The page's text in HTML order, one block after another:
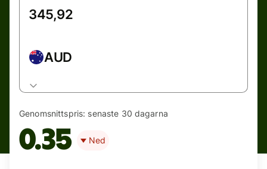
AUD
Genomsnittspris: senaste 30 dagarna
0.35 Ned